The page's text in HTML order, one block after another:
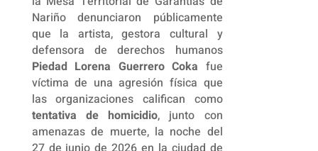
Nariño denunciaron públicamente
que la artista, gestora cultural y
defensora de derechos humanos
Piedad Lorena Guerrero Coka fue
víctima de una agresión física que
las organizaciones califican como
tentativa de homicidio, junto con
amenazas de muerte, la noche del